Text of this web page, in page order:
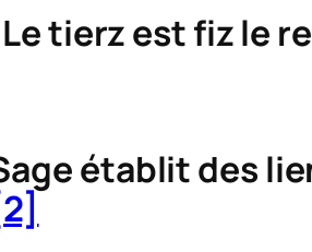
Le tierz est fiz le
établit des